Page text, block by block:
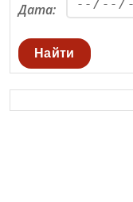
Дата:
Найти